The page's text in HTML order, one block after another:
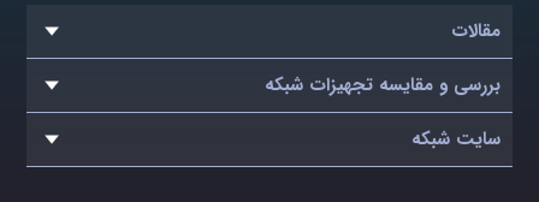
مقالات
بررسی و مقایسه تجهیزات شبکه
سایت شبکه